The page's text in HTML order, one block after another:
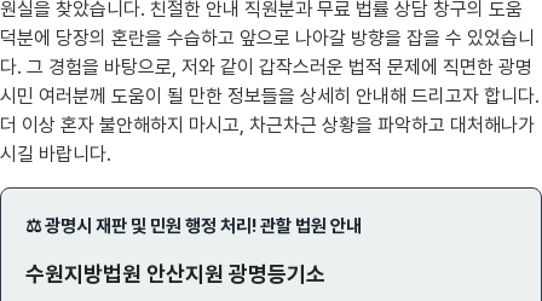
원실을 찾았습니다. 친절한 안내 직원분과 무료 법률 상담 창구의 도움
덕분에 당장의 혼란을 수습하고 앞으로 나아갈 방향을 잡을 수 있었습니
다. 그 경험을 바탕으로, 저와 같이 갑작스러운 법적 문제에 직면한 광명
시민 여러분께 도움이 될 만한 정보들을 상세히 안내해 드리고자 합니다.
더 이상 혼자 불안해하지 마시고, 차근차근 상황을 파악하고 대처해나가
시길 바랍니다.
⚖️ 광명시 재판 및 민원 행정 처리! 관할 법원 안내
수원지방법원 안산지원 광명등기소